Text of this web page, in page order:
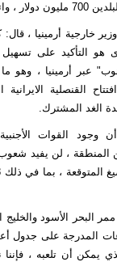
على زيادته.
خارجية أرمينيا ، قال:
التأكيد على تسهيل
عبر أرمينيا ، وهو
القنصلية
الغد المشترك.
وجود القوات الأجنبية
، لن يفيد شعوب
البحر الأسود والخليج
المدرجة على جدول
الذي يمكن أن تلعبه ،